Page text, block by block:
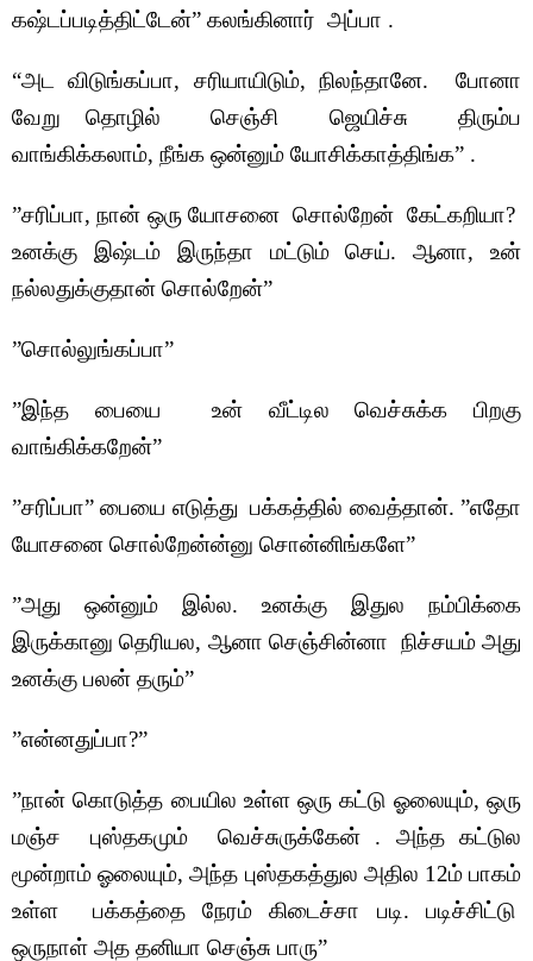
கஷ்டப்படித்திட்டேன்” கலங்கினார் அப்பா .
“அட விடுங்கப்பா, சரியாயிடும், நிலந்தானே. போனா
வேறு தொழில் செஞ்சி ஜெயிச்சு திரும்ப
வாங்கிக்கலாம், நீங்க ஒன்னும் யோசிக்காத்திங்க” .
”சரிப்பா, நான் ஒரு யோசனை சொல்றேன் கேட்கறியா?
உனக்கு இஷ்டம் இருந்தா மட்டும் செய். ஆனா, உன்
நல்லதுக்குதான் சொல்றேன்”
”சொல்லுங்கப்பா”
”இந்த பையை உன் வீட்டில வெச்சுக்க பிறகு
வாங்கிக்கறேன்”
”சரிப்பா” பையை எடுத்து பக்கத்தில் வைத்தான். ”எதோ
யோசனை சொல்றேன்ன்னு சொன்னிங்களே”
”அது ஒன்னும் இல்ல. உனக்கு இதுல நம்பிக்கை
இருக்கானு தெரியல, ஆனா செஞ்சின்னா நிச்சயம் அது
உனக்கு பலன் தரும்”
”என்னதுப்பா?”
”நான் கொடுத்த பையில உள்ள ஒரு கட்டு ஓலையும், ஒரு
மஞ்ச புஸ்தகமும் வெச்சுருக்கேன் . அந்த கட்டுல
மூன்றாம் ஓலையும், அந்த புஸ்தகத்துல அதில 12ம் பாகம்
உள்ள பக்கத்தை நேரம் கிடைச்சா படி. படிச்சிட்டு
ஒருநாள் அத தனியா செஞ்சு பாரு”